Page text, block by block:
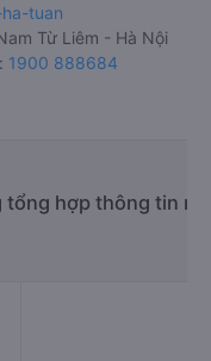
tuan
Từ Liêm - Hà Nội
1900 888684
tổng hợp thông tin